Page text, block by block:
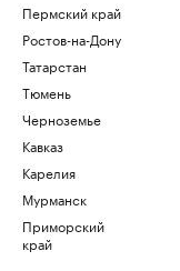
Пермский край
Ростов-на-Дону
Татарстан
Тюмень
Черноземье
Кавказ
Карелия
Мурманск
Приморский
край